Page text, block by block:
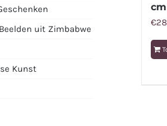
cm
€
uit Zimbabwe
Kunst